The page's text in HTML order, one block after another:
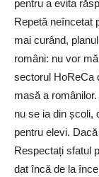
pentru a evita
Repetă neîncetat
mai curând,
români: nu vor
sectorul HoReCa
masă a
nu se ia din școli,
pentru elevi.
Respectați sfatul
dat încă de la